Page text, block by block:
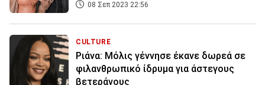
08 Σεπ 2023 22:56
CULTURE
Ριάνα: Μόλις γέννησε έκανε δωρεά σε
φιλανθρωπικό ίδρυμα για άστεγους
βετεράνους